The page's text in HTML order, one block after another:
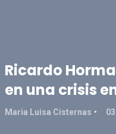
Ricardo
en una crisis
Maria Luisa Cisternas